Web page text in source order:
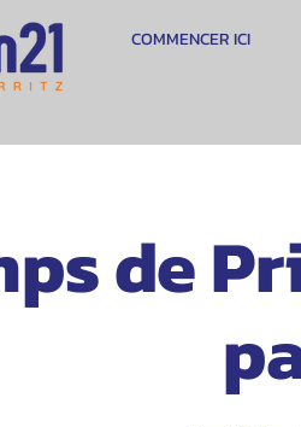
COMMENCER ICI
de